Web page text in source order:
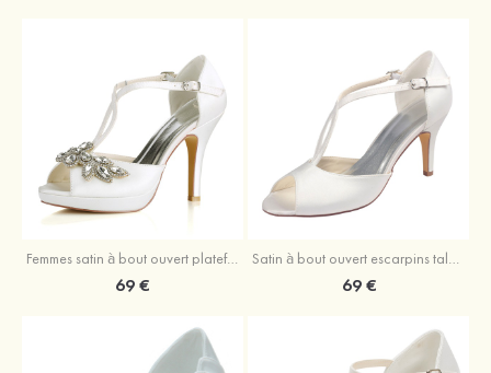
Femmes satin à bout ouvert plateforme escarpins talon stiletto chaussures de mariage avec boucle
69 €
Satin à bout ouvert escarpins talon stiletto chaussures de mariage
69 €